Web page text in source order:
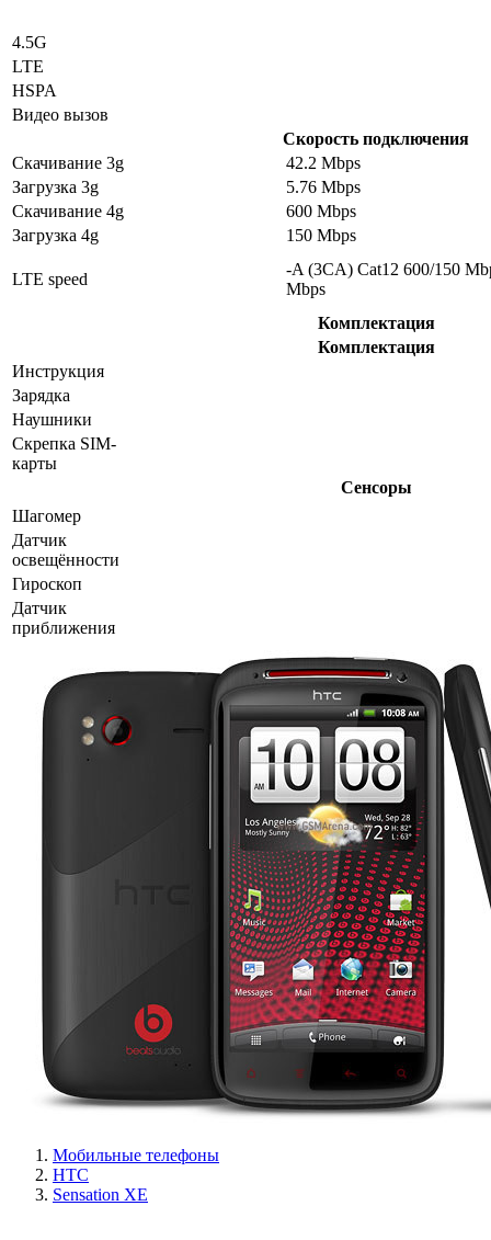
4.5G
LTE
HSPA
Видео вызов
Скорость подключения
Скачивание 3g
42.2 Mbps
Загрузка 3g
5.76 Mbps
Скачивание 4g
600 Mbps
Загрузка 4g
150 Mbps
LTE speed
-A (3CA) Cat12 600/150
Mbps
Комплектация
Комплектация
Инструкция
Зарядка
Наушники
Скрепка SIM-
карты
Сенсоры
Шагомер
Датчик
освещённости
Гироскоп
Датчик
приближения
Мобильные телефоны
HTC
Sensation XE